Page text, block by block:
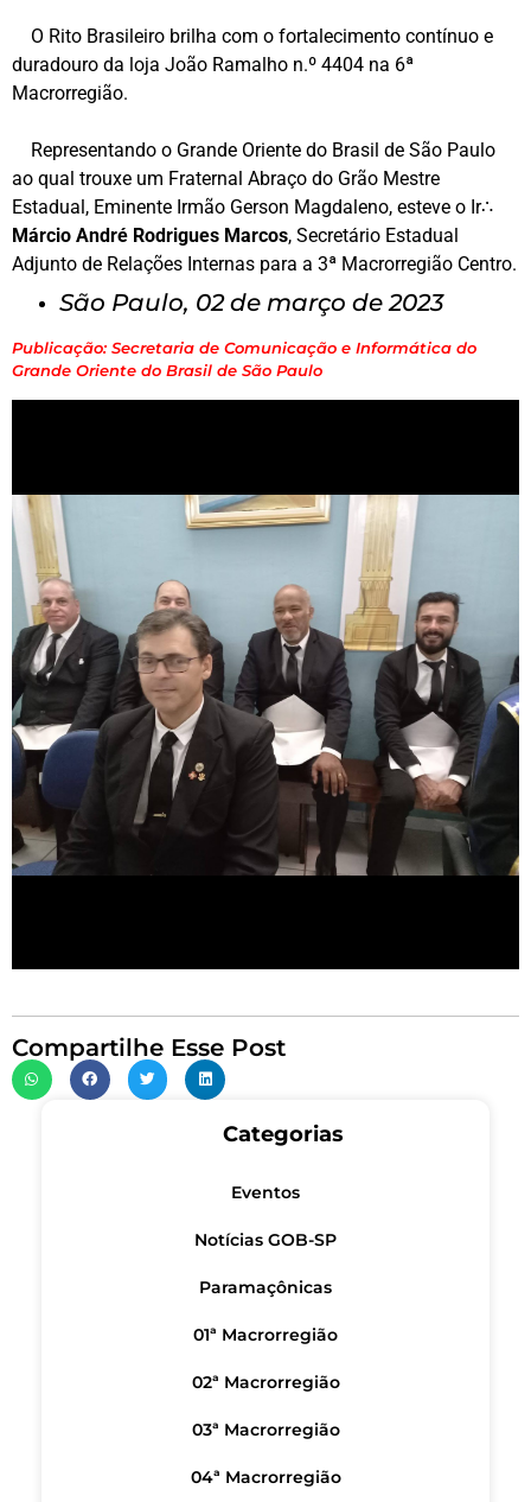
O Rito Brasileiro brilha com o fortalecimento contínuo e
duradouro da loja João Ramalho n.º 4404 na 6ª
Macrorregião.
Representando o Grande Oriente do Brasil de São Paulo
ao qual trouxe um Fraternal Abraço do Grão Mestre
Estadual, Eminente Irmão Gerson Magdaleno, esteve o Ir∴
Márcio André Rodrigues Marcos, Secretário Estadual
Adjunto de Relações Internas para a 3ª Macrorregião Centro.
São Paulo, 02 de março de 2023
Publicação: Secretaria de Comunicação e Informática do
Grande Oriente do Brasil de São Paulo
Compartilhe Esse Post
Categorias
Eventos
Notícias GOB-SP
Paramaçônicas
01ª Macrorregião
02ª Macrorregião
03ª Macrorregião
04ª Macrorregião